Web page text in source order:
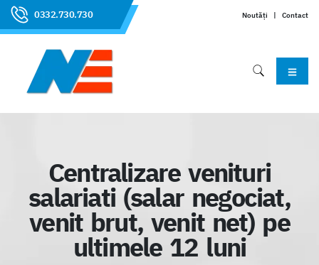
0332.730.730 Noutăți | Contact
Centralizare venituri
salariati (salar negociat,
venit brut, venit net) pe
ultimele 12 luni